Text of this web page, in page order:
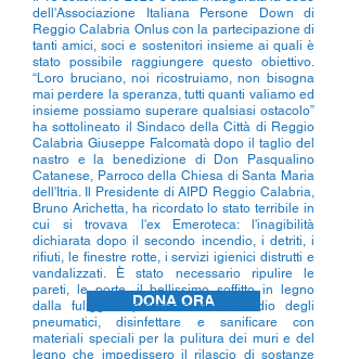
DONA ORA
dell'Associazione Italiana Persone Down di
Reggio Calabria Onlus con la partecipazione di
tanti amici, soci e sostenitori insieme ai quali è
stato possibile raggiungere questo obiettivo.
“Loro bruciano, noi ricostruiamo, non bisogna
mai perdere la speranza, tutti quanti valiamo ed
insieme possiamo superare qualsiasi ostacolo”
ha sottolineato il Sindaco della Città di Reggio
Calabria Giuseppe Falcomatà dopo il taglio del
nastro e la benedizione di Don Pasqualino
Catanese, Parroco della Chiesa di Santa Maria
dell'Itria. Il Presidente di AIPD Reggio Calabria,
Bruno Arichetta, ha ricordato lo stato terribile in
cui si trovava l'ex Emeroteca: l'inagibilità
dichiarata dopo il secondo incendio, i detriti, i
rifiuti, le finestre rotte, i servizi igienici distrutti e
vandalizzati. È stato necessario ripulire le
pareti, le porte, il bellissimo soffitto in legno
dalla fuliggine provocata dall’incendio degli
pneumatici, disinfettare e sanificare con
materiali speciali per la pulitura dei muri e del
legno che impedissero il rilascio di sostanze